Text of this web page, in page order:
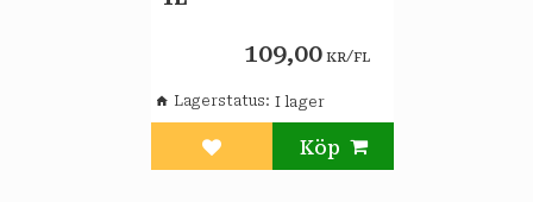
109,00 KR/FL
Lägg till i favoriter
Lagerstatus